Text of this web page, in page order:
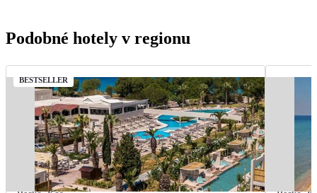
Podobné hotely v regionu
BESTSELLER